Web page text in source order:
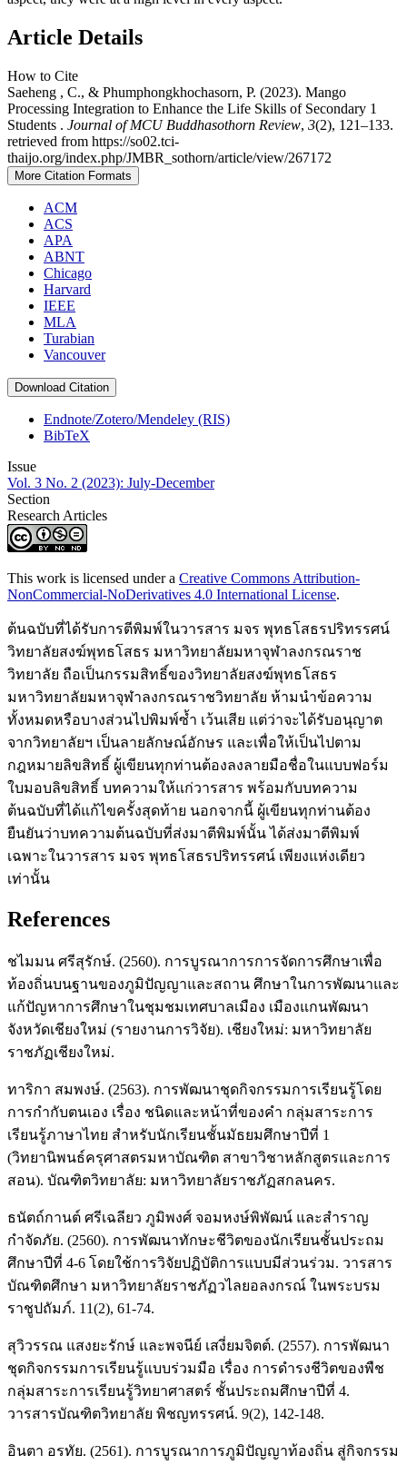
Article Details
How to Cite
Saeheng , C., & Phumphongkhochasorn, P. (2023). Mango
Processing Integration to Enhance the Life Skills of Secondary 1
Students . Journal of MCU Buddhasothorn Review, 3(2), 121–133.
retrieved from https://so02.tci-
thaijo.org/index.php/JMBR_sothorn/article/view/267172
More Citation Formats
ACM
ACS
APA
ABNT
Chicago
Harvard
IEEE
MLA
Turabian
Vancouver
Download Citation
Endnote/Zotero/Mendeley (RIS)
BibTeX
Issue
Vol. 3 No. 2 (2023): July-December
Section
Research Articles
This work is licensed under a Creative Commons Attribution-
NonCommercial-NoDerivatives 4.0 International License.
ต้นฉบับที่ได้รับการตีพิมพ์ในวารสาร มจร พุทธโสธรปริทรรศน์
วิทยาลัยสงฆ์พุทธโสธร มหาวิทยาลัยมหาจุฬาลงกรณราช
วิทยาลัย ถือเป็นกรรมสิทธิ์ของวิทยาลัยสงฆ์พุทธโสธร
มหาวิทยาลัยมหาจุฬาลงกรณราชวิทยาลัย ห้ามนำข้อความ
ทั้งหมดหรือบางส่วนไปพิมพ์ซ้ำ เว้นเสีย แต่ว่าจะได้รับอนุญาต
จากวิทยาลัยฯ เป็นลายลักษณ์อักษร และเพื่อให้เป็นไปตาม
กฎหมายลิขสิทธิ์ ผู้เขียนทุกท่านต้องลงลายมือชื่อในแบบฟอร์ม
ใบมอบลิขสิทธิ์ บทความให้แก่วารสาร พร้อมกับบทความ
ต้นฉบับที่ได้แก้ไขครั้งสุดท้าย นอกจากนี้ ผู้เขียนทุกท่านต้อง
ยืนยันว่าบทความต้นฉบับที่ส่งมาตีพิมพ์นั้น ได้ส่งมาตีพิมพ์
เฉพาะในวารสาร มจร พุทธโสธรปริทรรศน์ เพียงแห่งเดียว
เท่านั้น
References
ชไมมน ศรีสุรักษ์. (2560). การบูรณาการการจัดการศึกษาเพื่อ
ท้องถิ่นบนฐานของภูมิปัญญาและสถาน ศึกษาในการพัฒนาและ
แก้ปัญหาการศึกษาในชุมชมเทศบาลเมือง เมืองแกนพัฒนา
จังหวัดเชียงใหม่ (รายงานการวิจัย). เชียงใหม่: มหาวิทยาลัย
ราชภัฏเชียงใหม่.
ทาริกา สมพงษ์. (2563). การพัฒนาชุดกิจกรรมการเรียนรู้โดย
การกำกับตนเอง เรื่อง ชนิดและหน้าที่ของคำ กลุ่มสาระการ
เรียนรู้ภาษาไทย สำหรับนักเรียนชั้นมัธยมศึกษาปีที่ 1
(วิทยานิพนธ์ครุศาสตรมหาบัณฑิต สาขาวิชาหลักสูตรและการ
สอน). บัณฑิตวิทยาลัย: มหาวิทยาลัยราชภัฏสกลนคร.
ธนัตถ์กานต์ ศรีเฉลียว ภูมิพงศ์ จอมหงษ์พิพัฒน์ และสำราญ
กำจัดภัย. (2560). การพัฒนาทักษะชีวิตของนักเรียนชั้นประถม
ศึกษาปีที่ 4-6 โดยใช้การวิจัยปฏิบัติการแบบมีส่วนร่วม. วารสาร
บัณฑิตศึกษา มหาวิทยาลัยราชภัฏวไลยอลงกรณ์ ในพระบรม
ราชูปถัมภ์. 11(2), 61-74.
สุวิวรรณ แสงยะรักษ์ และพจนีย์ เสงี่ยมจิตต์. (2557). การพัฒนา
ชุดกิจกรรมการเรียนรู้แบบร่วมมือ เรื่อง การดำรงชีวิตของพืช
กลุ่มสาระการเรียนรู้วิทยาศาสตร์ ชั้นประถมศึกษาปีที่ 4.
วารสารบัณฑิตวิทยาลัย พิชญทรรศน์. 9(2), 142-148.
อินตา อรทัย. (2561). การบูรณาการภูมิปัญญาท้องถิ่น สู่กิจกรรม